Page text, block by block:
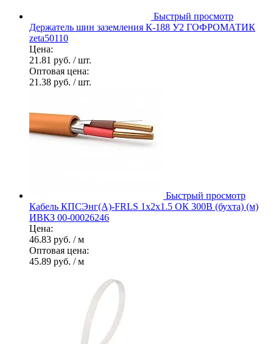
Быстрый просмотр
Держатель шин заземления К-188 У2 ГОФРОМАТИК
zeta50110
Цена:
21.81 руб. / шт.
Оптовая цена:
21.38 руб. / шт.
Быстрый просмотр
Кабель КПСЭнг(А)-FRLS 1х2х1.5 ОК 300В (бухта) (м)
ИВКЗ 00-00026246
Цена:
46.83 руб. / м
Оптовая цена:
45.89 руб. / м